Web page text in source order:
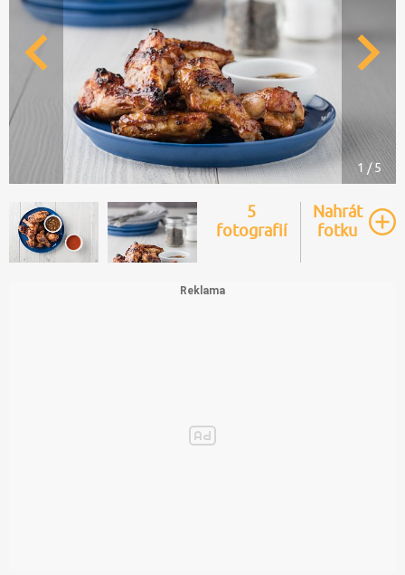
1 / 5
5
fotografií
Nahrát
fotku